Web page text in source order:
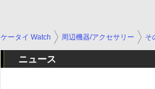
ケータイ Watch 周辺機器/アクセサリー そ
ニュース